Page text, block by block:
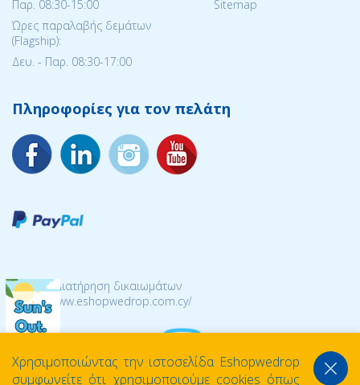
Παρ. 08:30-15:΄00
Ώρες παραλαβής δεμάτων
(Flagship):
Δευ. - Παρ. 08:30-17:00
Sitemap
Πληροφορίες για τον πελάτη
© 2026 Διατήρηση δικαιωμάτων
https://www.eshopwedrop.com.cy/
Χρησιμοποιώντας την ιστοσελίδα Eshopwedrop
συμφωνείτε ότι χρησιμοποιούμε cookies όπως